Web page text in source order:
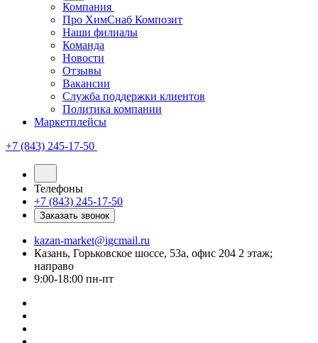
Компания
Про ХимСнаб Композит
Наши филиалы
Команда
Новости
Отзывы
Вакансии
Служба поддержки клиентов
Политика компании
Маркетплейсы
+7 (843) 245-17-50
Телефоны
+7 (843) 245-17-50
Заказать звонок
kazan-market@igcmail.ru
Казань, ​Горьковское шоссе, 53а, офис 204 2 этаж;
направо
9:00-18:00 пн-пт